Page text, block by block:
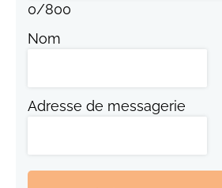
0/800
Nom
Adresse de messagerie